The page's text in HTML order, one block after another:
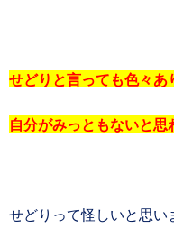
せどりと言っても色々あ
自分がみっともないと思
せどりって怪しいと思い